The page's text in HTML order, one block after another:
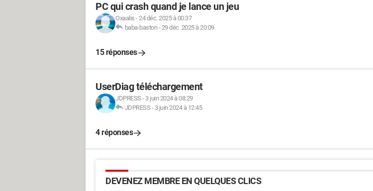
PC qui crash quand je lance un jeu
Oxaalis -24 déc. 2025 à 00:37
baba-baston-29 déc. 2025 à 20:09
15 réponses
UserDiag téléchargement
JDPRESS - 3 juin 2024 à 08:29
JDPRESS - 3 juin 2024 à 12:45
4 réponses
DEVENEZ MEMBRE EN QUELQUES CLICS